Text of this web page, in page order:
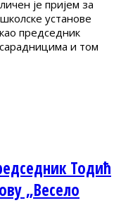
је пријем за
установе
председник
и том
Тодић
„Весело